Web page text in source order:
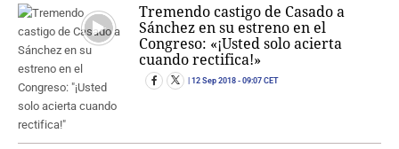
Tremendo castigo de Casado a
Sánchez en su estreno en el
Congreso: «¡Usted solo acierta
cuando rectifica!»
12 Sep 2018 - 09:07 CET